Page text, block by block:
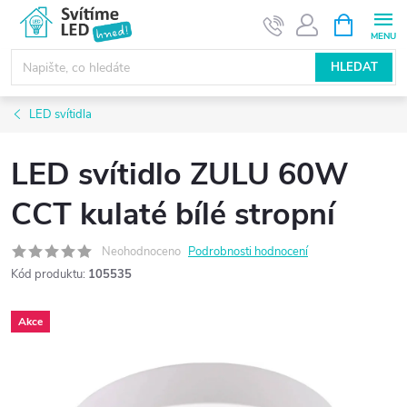
obsah
HLEDAT
NÁKUPNÍ
KOŠÍK
LED svítidla
LED svítidlo ZULU 60W
CCT kulaté bílé stropní
Neohodnoceno Podrobnosti hodnocení
Kód produktu: 105535
Akce